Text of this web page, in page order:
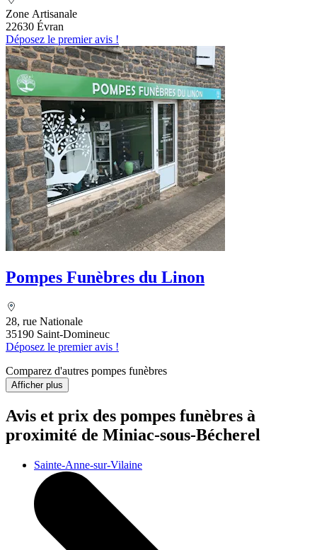
Zone Artisanale
22630 Évran
Déposez le premier avis !
Pompes Funèbres du Linon
28, rue Nationale
35190 Saint-Domineuc
Déposez le premier avis !
Comparez d'autres pompes funèbres
Afficher plus
Avis et prix des pompes funèbres à
proximité de Miniac-sous-Bécherel
Sainte-Anne-sur-Vilaine